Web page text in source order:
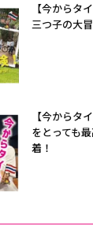
【今からタ
三つ子の大
【今からタ
をとっても
着！